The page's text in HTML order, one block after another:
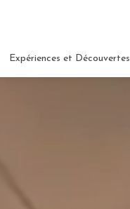
Expériences et Découvertes